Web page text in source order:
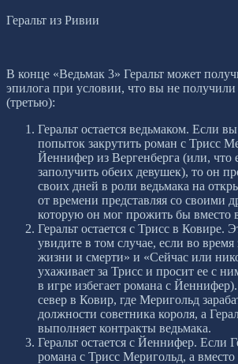
Геральт из Ривии
В конце «Ведьмак 3» Геральт может
эпилога при условии, что вы не
(третью):
Геральт остается ведьмаком. Если
попыток закрутить роман с Трисс
Йеннифер из Вергенберга (или, что
заполучить обеих девушек), то он
своих дней в роли ведьмака на
от времени представляя со своими
которую он мог прожить бы вместо
Геральт остается с Трисс в Ковире.
увидите в том случае, если во
жизни и смерти» и «Сейчас или
ухаживает за Трисс и просит ее с
в игре избегает романа с
север в Ковир, где Меригольд
должности советника короля, а
выполняет контракты ведьмака.
Геральт остается с Йеннифер. Если
романа с Трисс Меригольд, а вместо